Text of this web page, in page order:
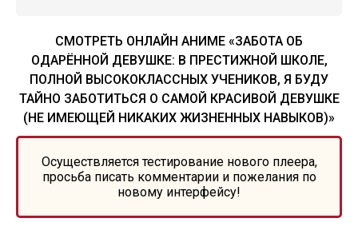
СМОТРЕТЬ ОНЛАЙН АНИМЕ «ЗАБОТА ОБ
ОДАРЁННОЙ ДЕВУШКЕ: В ПРЕСТИЖНОЙ ШКОЛЕ,
ПОЛНОЙ ВЫСОКОКЛАССНЫХ УЧЕНИКОВ, Я БУДУ
ТАЙНО ЗАБОТИТЬСЯ О САМОЙ КРАСИВОЙ ДЕВУШКЕ
(НЕ ИМЕЮЩЕЙ НИКАКИХ ЖИЗНЕННЫХ НАВЫКОВ)»
Осуществляется тестирование нового плеера,
просьба писать комментарии и пожелания по
новому интерфейсу!